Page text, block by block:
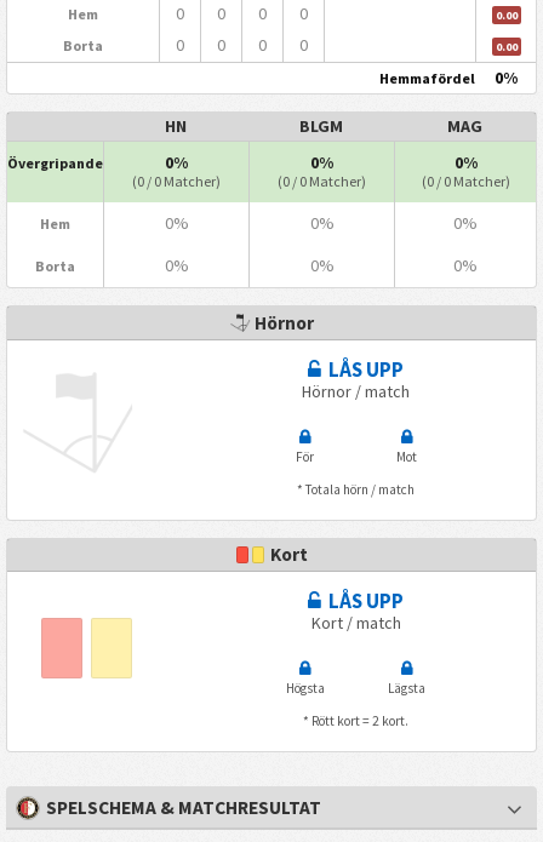
Hem 0 0 0 0 0.00
Borta 0 0 0 0 0.00
Hemmafördel 0%
HN BLGM MAG
Övergripande 0%
(0 / 0 Matcher)
0%
(0 / 0 Matcher)
0%
(0 / 0 Matcher)
Hem 0% 0% 0%
Borta 0% 0% 0%
Hörnor
LÅS UPP
Hörnor / match
För
Mot
* Totala hörn / match
Kort
LÅS UPP
Kort / match
Högsta
Lägsta
* Rött kort = 2 kort.
SPELSCHEMA & MATCHRESULTAT